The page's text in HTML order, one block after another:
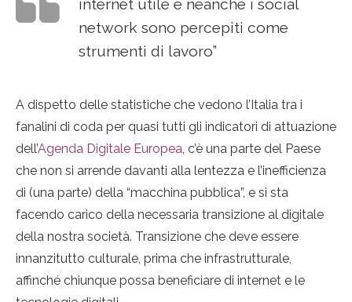
internet utile e neanche i social
network sono percepiti come
strumenti di lavoro”
A dispetto delle statistiche che vedono l’Italia tra i
fanalini di coda per quasi tutti gli indicatori di attuazione
dell’Agenda Digitale Europea, c’è una parte del Paese
che non si arrende davanti alla lentezza e l’inefficienza
di (una parte) della “macchina pubblica”, e si sta
facendo carico della necessaria transizione al digitale
della nostra società. Transizione che deve essere
innanzitutto culturale, prima che infrastrutturale,
affinché chiunque possa beneficiare di internet e le